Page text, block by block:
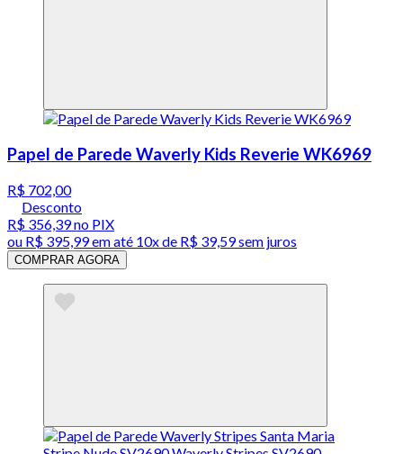
Papel de Parede Waverly Kids Reverie WK6969
R$ 702,00
Desconto
R$ 356,39no PIX
ou R$ 395,99em até 10x de R$ 39,59 sem juros
COMPRAR AGORA